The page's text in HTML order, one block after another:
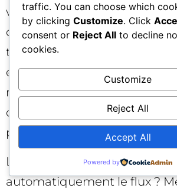
vérification ? Mieux vaut les
comme des hypothèses à
toute modification majeure,
étapes, mesurez l’impact,
revenez en arrière si
conseils de Merchant Advisor
puissants, mais le contexte
L’assistant va-t-il optimiser
automatiquement le flux ?
traffic. You can choose which
by clicking Customize. Click
consent or Reject All to decline
cookies.
Customize
Reject All
Accept All
Powered by